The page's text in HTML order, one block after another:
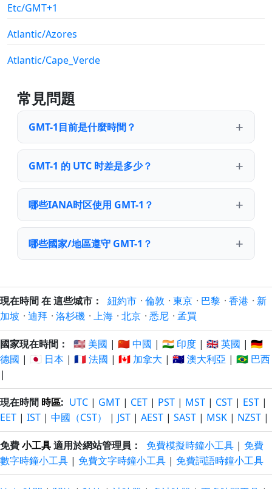
Etc/GMT+1
Atlantic/Azores
Atlantic/Cape_Verde
常見問題
GMT-1目前是什麼時間？
GMT-1 的 UTC 时差是多少？
哪些IANA时区使用 GMT-1？
哪些國家/地區遵守 GMT-1？
現在時間 在 這些城市： 紐約市 · 倫敦 · 東京 · 巴黎 · 香港 · 新
加坡 · 迪拜 · 洛杉磯 · 上海 · 北京 · 悉尼 · 孟買
國家現在時間： 🇺🇸 美國 | 🇨🇳 中國 | 🇮🇳 印度 | 🇬🇧 英國 | 🇩🇪
德國 | 🇯🇵 日本 | 🇫🇷 法國 | 🇨🇦 加拿大 | 🇦🇺 澳大利亞 | 🇧🇷 巴西
|
現在時間 時區: UTC | GMT | CET | PST | MST | CST | EST |
EET | IST | 中國（CST） | JST | AEST | SAST | MSK | NZST |
免費小工具適用於網站管理員： 免費模擬時鐘小工具 | 免費
數字時鐘小工具 | 免費文字時鐘小工具 | 免費詞語時鐘小工具